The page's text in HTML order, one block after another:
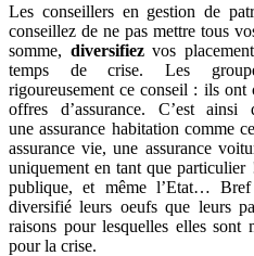
Les conseillers en gestion de
conseillez de ne pas mettre tous
somme, diversifiezvos
temps de crise. Les
rigoureusement ce conseil : ils ont
offres d’assurance. C’est
une assurance habitation comme
assurance vie, une assurance
uniquement en tant que particulier
publique, et même l’Etat… Bref
diversifié leurs oeufs que leurs
raisons pour lesquelles elles sont
pour la crise.